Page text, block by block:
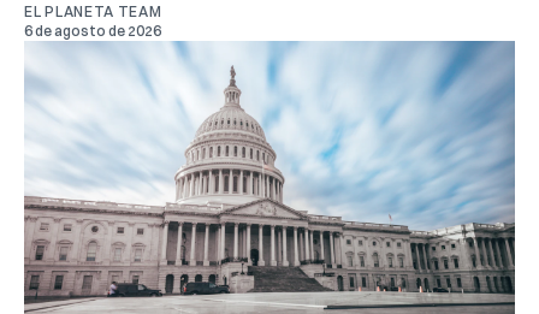
EL PLANETA TEAM
6 de agosto de 2026